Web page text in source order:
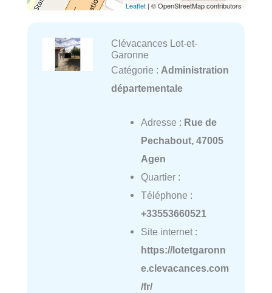
Leaflet | © OpenStreetMap contributors
Clévacances Lot-et-
Garonne
Catégorie : Administration
départementale
Adresse : Rue de
Pechabout, 47005
Agen
Quartier :
Téléphone :
+33553660521
Site internet :
https://lotetgaronn
e.clevacances.com
/fr/